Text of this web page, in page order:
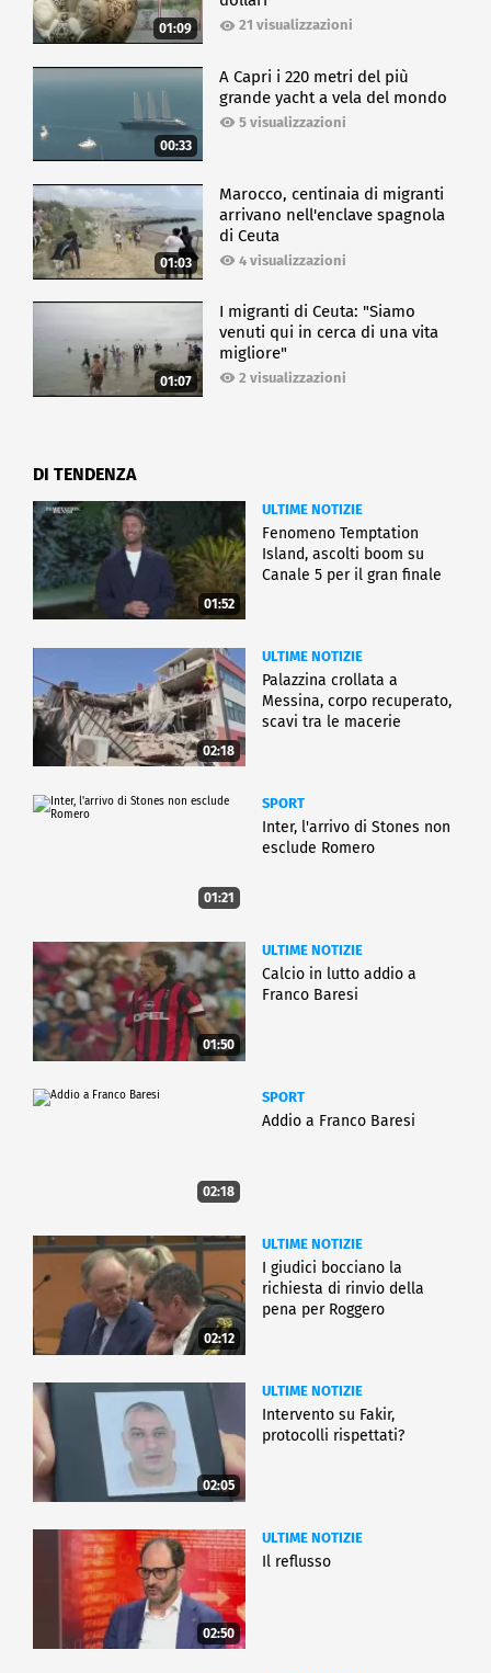
01:09 21 visualizzazioni
00:33
A Capri i 220 metri del più
grande yacht a vela del mondo
5 visualizzazioni
01:03
Marocco, centinaia di migranti
arrivano nell'enclave spagnola
di Ceuta
4 visualizzazioni
01:07
I migranti di Ceuta: "Siamo
venuti qui in cerca di una vita
migliore"
2 visualizzazioni
DI TENDENZA
01:52
ULTIME NOTIZIE
Fenomeno Temptation
Island, ascolti boom su
Canale 5 per il gran finale
02:18
ULTIME NOTIZIE
Palazzina crollata a
Messina, corpo recuperato,
scavi tra le macerie
01:21
SPORT
Inter, l'arrivo di Stones non
esclude Romero
01:50
ULTIME NOTIZIE
Calcio in lutto addio a
Franco Baresi
02:18
SPORT
Addio a Franco Baresi
02:12
ULTIME NOTIZIE
I giudici bocciano la
richiesta di rinvio della
pena per Roggero
02:05
ULTIME NOTIZIE
Intervento su Fakir,
protocolli rispettati?
02:50
ULTIME NOTIZIE
Il reflusso